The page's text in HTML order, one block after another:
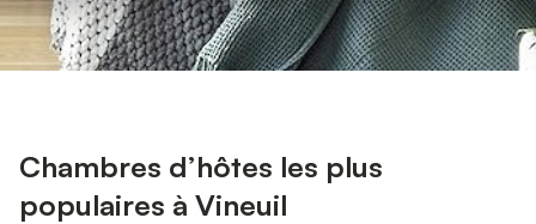
Chambres d’hôtes les plus
populaires à Vineuil